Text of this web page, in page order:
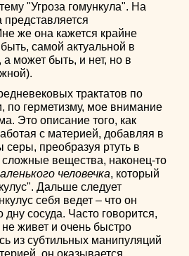
"Угроза гомункула". На
же она кажется крайне
самой актуальной в
может быть, и нет, но в
трактатов по
по герметизму, мое внимание
Это описание того, как
с материей, добавляя в
серы, преобразуя ртуть в
вещества, наконец-то
человечка, который
Дальше следует
себя ведет – что он
дну сосуда. Часто говорится,
не живет и очень быстро
из субтильных манипуляций
он оказывается